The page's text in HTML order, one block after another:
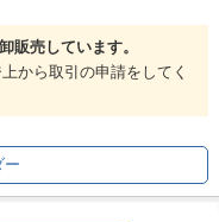
販売しています。
から取引の申請をしてく
ー